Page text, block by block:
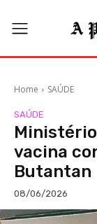
Home SAÚDE
SAÚDE
vacina
Butantan
08/06/2026